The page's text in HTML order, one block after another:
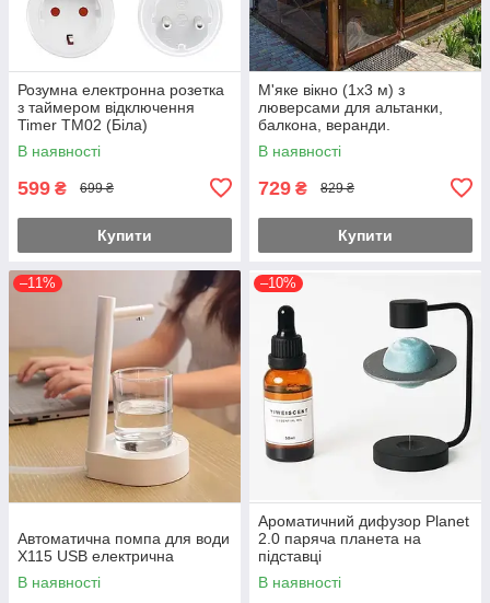
Розумна електронна розетка
з таймером відключення
Timer TM02 (Біла)
В наявності
599 ₴ 699 ₴
Купити
М'яке вікно (1х3 м) з
люверсами для альтанки,
балкона, веранди.
В наявності
729 ₴ 829 ₴
Купити
–11%
Автоматична помпа для води
X115 USB електрична
В наявності
–10%
Ароматичний дифузор Planet
2.0 паряча планета на
підставці
В наявності